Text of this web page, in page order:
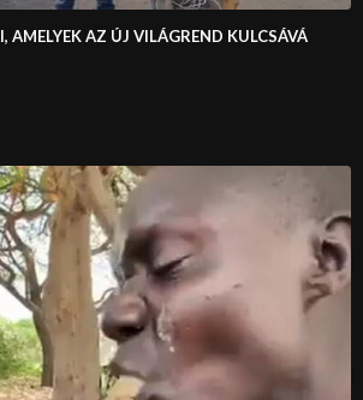
AMELYEK AZ ÚJ VILÁGREND KULCSÁVÁ